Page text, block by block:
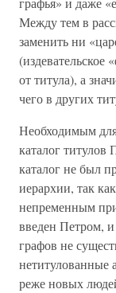
Между тем в
заменить ни
от титула), а
чего в других
Необходимым
каталог
каталог не был
иерархии, так
непременным
введен Петром,
графов не
нетитулованные
реже новых